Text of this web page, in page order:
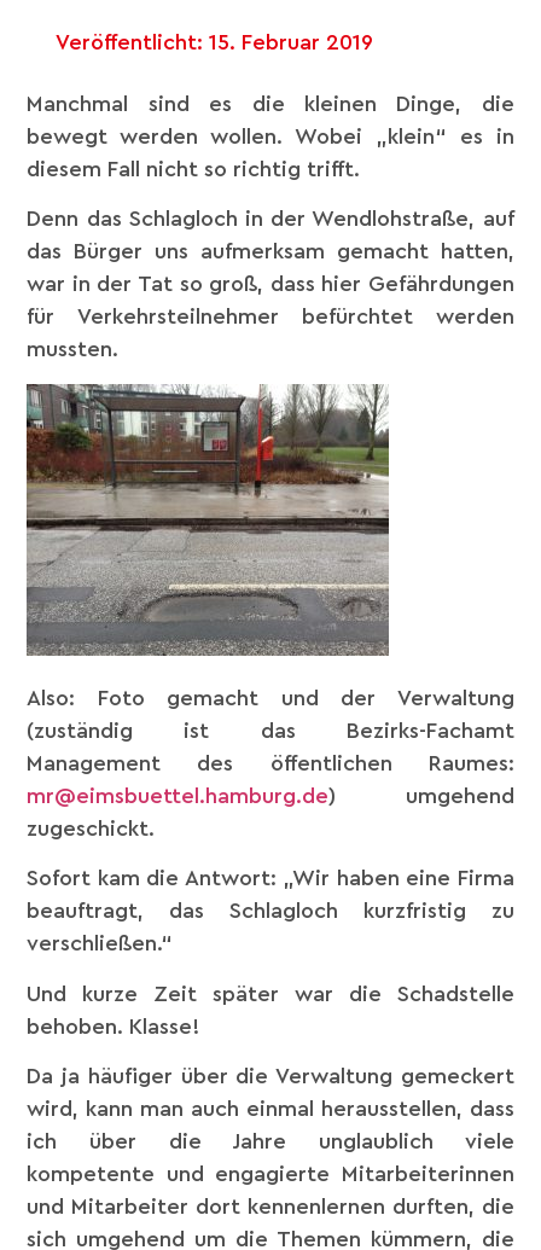
Veröffentlicht: 15. Februar 2019
Manchmal sind es die kleinen Dinge, die
bewegt werden wollen. Wobei „klein“ es in
diesem Fall nicht so richtig trifft.
Denn das Schlagloch in der Wendlohstraße, auf
das Bürger uns aufmerksam gemacht hatten,
war in der Tat so groß, dass hier Gefährdungen
für Verkehrsteilnehmer befürchtet werden
mussten.
Also: Foto gemacht und der Verwaltung
(zuständig ist das Bezirks-Fachamt
Management des öffentlichen Raumes:
mr@eimsbuettel.hamburg.de) umgehend
zugeschickt.
Sofort kam die Antwort: „Wir haben eine Firma
beauftragt, das Schlagloch kurzfristig zu
verschließen.“
Und kurze Zeit später war die Schadstelle
behoben. Klasse!
Da ja häufiger über die Verwaltung gemeckert
wird, kann man auch einmal herausstellen, dass
ich über die Jahre unglaublich viele
kompetente und engagierte Mitarbeiterinnen
und Mitarbeiter dort kennenlernen durften, die
sich umgehend um die Themen kümmern, die